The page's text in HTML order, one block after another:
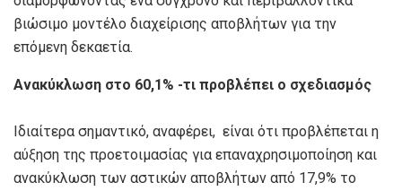
βιώσιμο μοντέλο διαχείρισης αποβλήτων για την
επόμενη δεκαετία.
Ανακύκλωση στο 60,1% -τι προβλέπει ο σχεδιασμός
Ιδιαίτερα σημαντικό, αναφέρει, είναι ότι προβλέπεται η
αύξηση της προετοιμασίας για επαναχρησιμοποίηση και
ανακύκλωση των αστικών αποβλήτων από 17,9% το